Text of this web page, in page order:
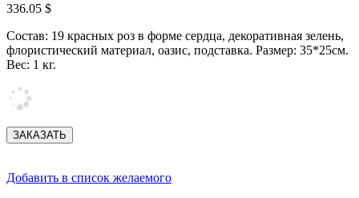
336.05 $
Состав: 19 красных роз в форме сердца, декоративная зелень,
флористический материал, оазис, подставка. Размер: 35*25см.
Вес: 1 кг.
Добавить в список желаемого